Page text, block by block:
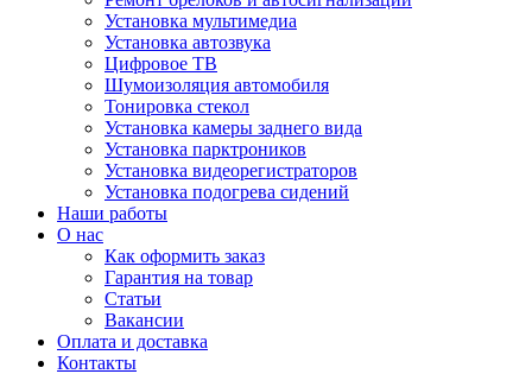
Установка мультимедиа
Установка автозвука
Цифровое ТВ
Шумоизоляция автомобиля
Тонировка стекол
Установка камеры заднего вида
Установка парктроников
Установка видеорегистраторов
Установка подогрева сидений
Наши работы
О нас
Как оформить заказ
Гарантия на товар
Статьи
Вакансии
Оплата и доставка
Контакты